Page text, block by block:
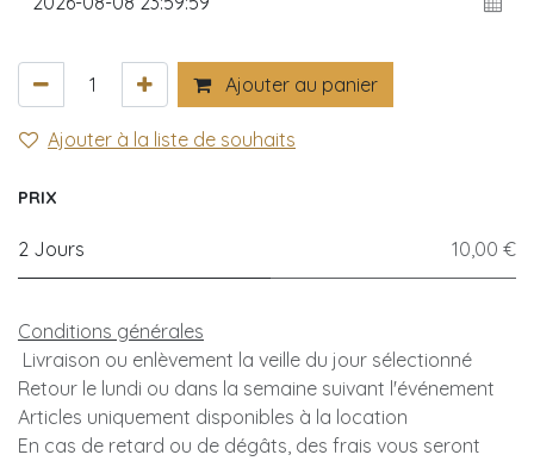
Ajouter au panier
Ajouter à la liste de souhaits
PRIX
2 Jours 10,00 €
Conditions générales
Livraison ou enlèvement la veille du jour sélectionné
Retour le lundi ou dans la semaine suivant l'événement
Articles uniquement disponibles à la location
En cas de retard ou de dégâts, des frais vous seront